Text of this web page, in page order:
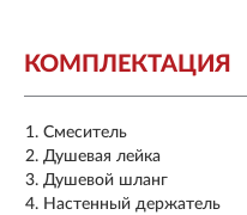
КОМПЛЕКТАЦИЯ
Смеситель
Душевая лейка
Душевой шланг
Настенный держатель